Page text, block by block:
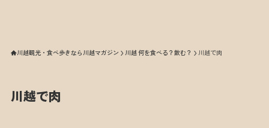
川越観光・食べ歩きなら川越マガジン 川越 何を食べる？飲む？ 川越で肉
川越で肉